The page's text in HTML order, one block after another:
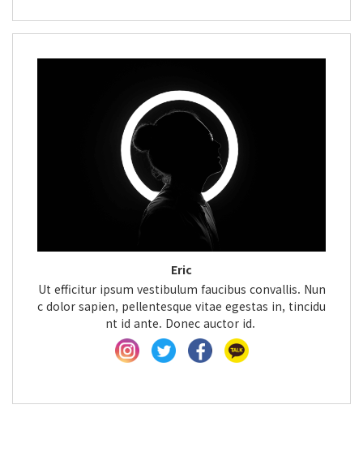
Eric
Ut efficitur ipsum vestibulum faucibus convallis. Nun
c dolor sapien, pellentesque vitae egestas in, tincidu
nt id ante. Donec auctor id.